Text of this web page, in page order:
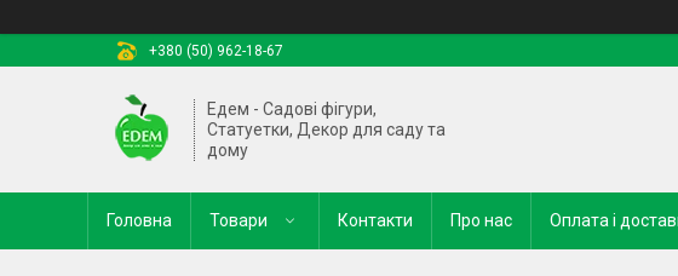
+380 (50) 962-18-67
Едем - Садові фігури,
Статуетки, Декор для саду та
дому
Головна Товари Контакти Про нас Оплата і